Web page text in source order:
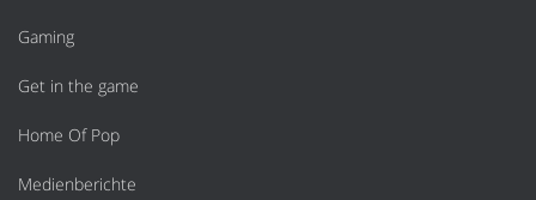
Gaming
Get in the game
Home Of Pop
Medienberichte